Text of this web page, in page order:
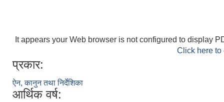
It appears your Web browser is not configured to display
Click here
प्रकार:
ऐन, कानुन तथा निर्देशिका
आर्थिक वर्ष: